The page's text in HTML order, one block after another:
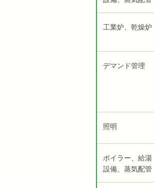
工業炉、乾燥炉
デマンド管理
照明
ボイラー、給湯
設備、蒸気配管